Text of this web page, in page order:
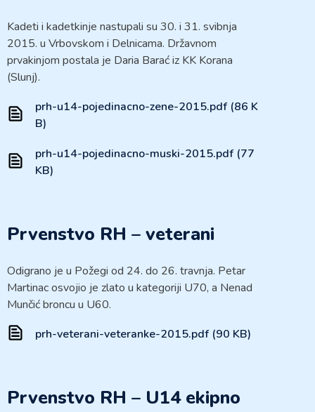
Kadeti i kadetkinje nastupali su 30. i 31. svibnja
2015. u Vrbovskom i Delnicama. Državnom
prvakinjom postala je Daria Barać iz KK Korana
(Slunj).
prh-u14-pojedinacno-zene-2015.pdf (86 K
B)
prh-u14-pojedinacno-muski-2015.pdf (77
KB)
Prvenstvo RH – veterani
Odigrano je u Požegi od 24. do 26. travnja. Petar
Martinac osvojio je zlato u kategoriji U70, a Nenad
Munčić broncu u U60.
prh-veterani-veteranke-2015.pdf (90 KB)
Prvenstvo RH – U14 ekipno